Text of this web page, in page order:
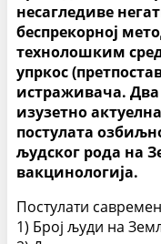
несагледиве
беспрекорној
технолошким
упркос
истраживача. Два
изузетно
постулата
људског рода на
вакцинологија.
Постулати
1) Број људи на